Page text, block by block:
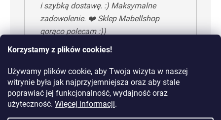
Korzystamy z plików cookies!
Używamy plików cookie, aby Twoja wizyta w naszej
witrynie była jak najprzyjemniejsza oraz aby stale
poprawiać jej funkcjonalność, wydajność oraz
użyteczność. Więcej informacji.
i szybką dostawę. :) Maksymalne
zadowolenie. ❤️ Sklep Mabellshop
gorąco polecam :))
Maria H. 5/5
KOLEJNA OPINIA